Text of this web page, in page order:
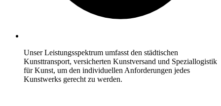
Unser Leistungsspektrum umfasst den städtischen
Kunsttransport, versicherten Kunstversand und Speziallogistik
für Kunst, um den individuellen Anforderungen jedes
Kunstwerks gerecht zu werden.